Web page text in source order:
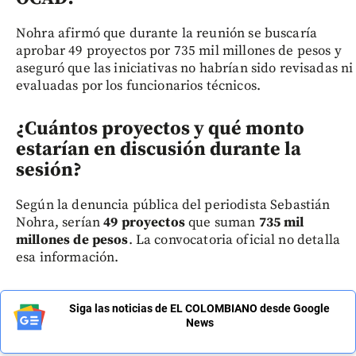
Nohra afirmó que durante la reunión se buscaría
aprobar 49 proyectos por 735 mil millones de pesos y
aseguró que las iniciativas no habrían sido revisadas ni
evaluadas por los funcionarios técnicos.
¿Cuántos proyectos y qué monto
estarían en discusión durante la
sesión?
Según la denuncia pública del periodista Sebastián
Nohra, serían49 proyectosque suman 735 mil
millones de pesos. La convocatoria oficial no detalla
esa información.
Siga las noticias de EL COLOMBIANO desde Google
News